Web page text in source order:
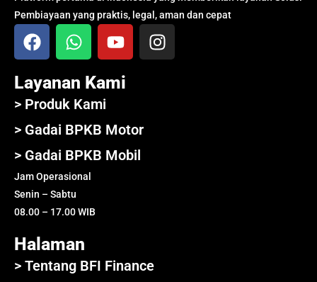
Pembiayaan yang praktis, legal, aman dan cepat
Layanan Kami
> Produk Kami
> Gadai BPKB Motor
> Gadai BPKB Mobil
Jam Operasional
Senin – Sabtu
08.00 – 17.00 WIB
Halaman
> Tentang BFI Finance